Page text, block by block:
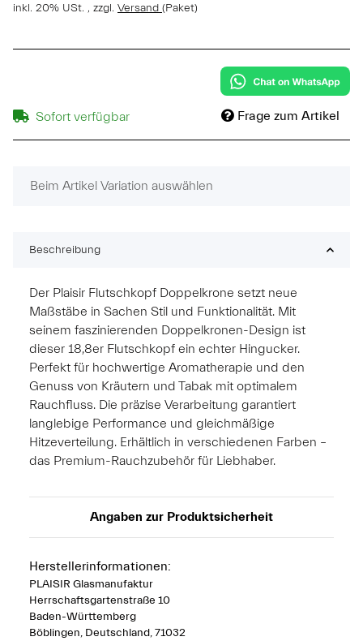
inkl. 20% USt. , zzgl. Versand (Paket)
Sofort verfügbar Frage zum Artikel
x
Beim Artikel Variation auswählen
Beschreibung
Der Plaisir Flutschkopf Doppelkrone setzt neue
Maßstäbe in Sachen Stil und Funktionalität. Mit
seinem faszinierenden Doppelkronen-Design ist
dieser 18,8er Flutschkopf ein echter Hingucker.
Perfekt für hochwertige Aromatherapie und den
Genuss von Kräutern und Tabak mit optimalem
Rauchfluss. Die präzise Verarbeitung garantiert
langlebige Performance und gleichmäßige
Hitzeverteilung. Erhältlich in verschiedenen Farben –
das Premium-Rauchzubehör für Liebhaber.
Angaben zur Produktsicherheit
Herstellerinformationen:
PLAISIR Glasmanufaktur
Herrschaftsgartenstraße 10
Baden-Württemberg
Böblingen, Deutschland, 71032